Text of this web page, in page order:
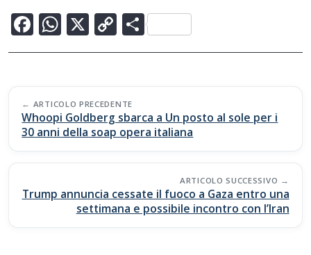
F
ac
b
o
o
k
W
h
s
A
p
p
X C
o
y
Li
n
k
C
o
di
vi
di
Post
navigation
ARTICOLO PRECEDENTE
Whoopi Goldberg sbarca a Un posto al sole per i
30 anni della soap opera italiana
ARTICOLO SUCCESSIVO
Trump annuncia cessate il fuoco a Gaza entro una
settimana e possibile incontro con l’Iran